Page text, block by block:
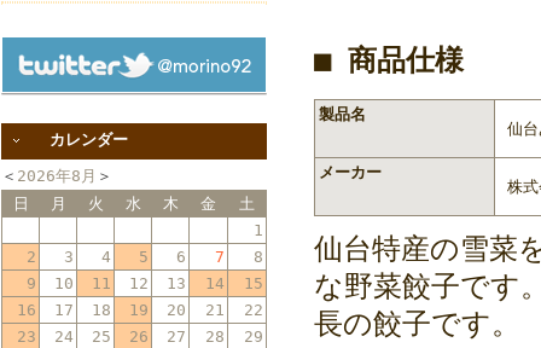
カレンダー
＜ 2026年8月 ＞
日
月 火 水 木 金
土
1
2
3 4 5 6 7
8
9
10 11 12 13 14
15
16
17 18 19 20 21
22
23
24 25 26 27 28
29
■ 商品仕様
製品名
仙
メーカー
株
仙台特産の雪菜
な野菜餃子です
長の餃子です。